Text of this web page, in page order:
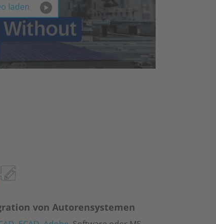
laden
von Autorensystemen